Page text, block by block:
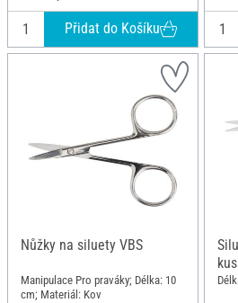
Přidat do Košíku
Nůžky na siluety VBS
Manipulace Pro praváky; Délka: 10
cm; Materiál: Kov